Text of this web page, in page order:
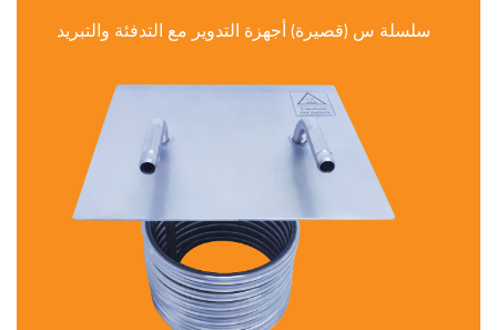
سلسلة س (قصيرة) أجهزة التدوير مع التدفئة والتبريد